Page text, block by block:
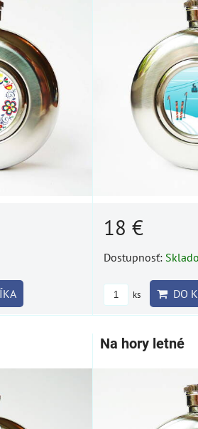
18 €
Dostupnosť:
ks DO
Na hory letné